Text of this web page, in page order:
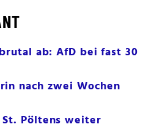
ab: AfD bei fast 30
nach zwei Wochen
Pöltens weiter